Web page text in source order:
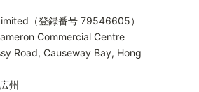
（登録番号 79546605）
Commercial Centre
Road, Causeway Bay, Hong
州